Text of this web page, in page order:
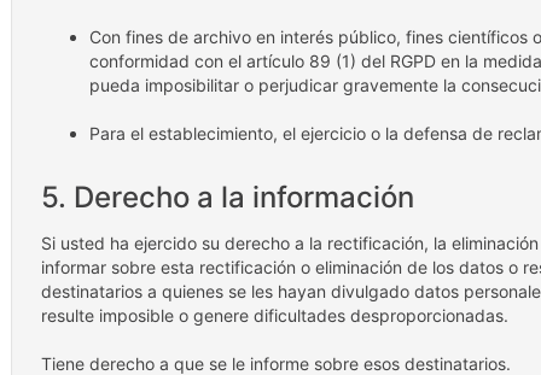
Con fines de archivo en interés público, fines científicos
conformidad con el artículo 89 (1) del RGPD en la
pueda imposibilitar o perjudicar gravemente la
Para el establecimiento, el ejercicio o la defensa de
5. Derecho a la información
Si usted ha ejercido su derecho a la rectificación, la
informar sobre esta rectificación o eliminación de los datos o
destinatarios a quienes se les hayan divulgado datos
resulte imposible o genere dificultades desproporcionadas.
Tiene derecho a que se le informe sobre esos destinatarios.